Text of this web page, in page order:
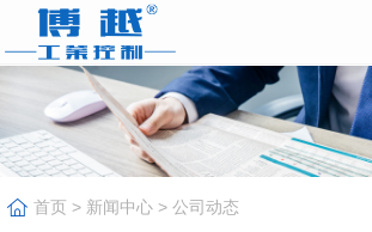
首页 > 新闻中心 > 公司动态